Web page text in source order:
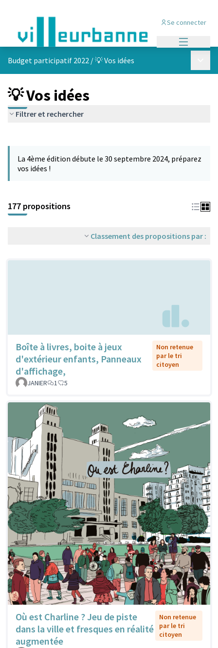
Se connecter
Budget participatif 2022 /💡 Vos idées
💡 Vos idées
Filtrer et rechercher
−
La 4ème édition débute le 30 septembre 2024, préparez
vos idées !
177 propositions
Classement des propositions par :
Boîte à livres, boite à jeux
d'extérieur enfants, Panneaux
d'affichage,
Non retenue
par le tri
citoyen
JANIER 1 5
Où est Charline ? Jeu de piste
dans la ville et fresques en réalité
augmentée
Non retenue
par le tri
citoyen